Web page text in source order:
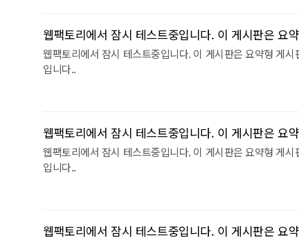
웹팩토리에서 잠시 테스트중입니다. 이 게시판은 요
웹팩토리에서 잠시 테스트중입니다. 이 게시판은 요약형 게
입니다..
웹팩토리에서 잠시 테스트중입니다. 이 게시판은 요
웹팩토리에서 잠시 테스트중입니다. 이 게시판은 요약형 게
입니다..
웹팩토리에서 잠시 테스트중입니다. 이 게시판은 요